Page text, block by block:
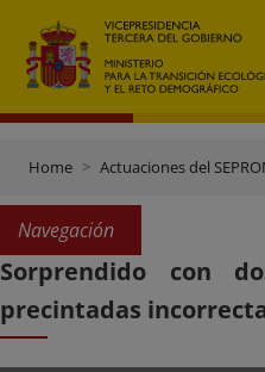
Home Actuaciones del
Navegación
Sorprendido con
precintadas